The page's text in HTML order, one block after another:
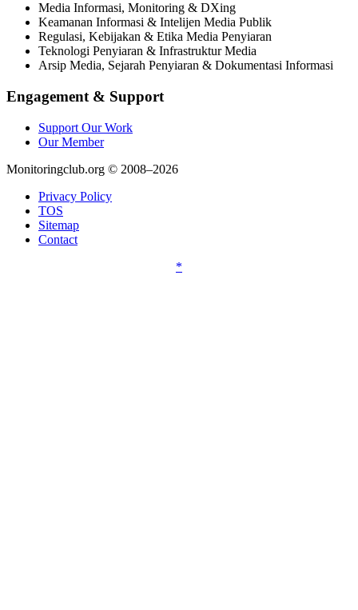
Media Informasi, Monitoring & DXing
Keamanan Informasi & Intelijen Media Publik
Regulasi, Kebijakan & Etika Media Penyiaran
Teknologi Penyiaran & Infrastruktur Media
Arsip Media, Sejarah Penyiaran & Dokumentasi Informasi
Engagement & Support
Support Our Work
Our Member
Monitoringclub.org © 2008–2026
Privacy Policy
TOS
Sitemap
Contact
*